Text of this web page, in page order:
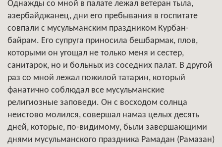
Однажды со мной в палате лежал ветеран тыла,
азербайджанец, дни его пребывания в госпитате
совпали с мусульманским праздником Курбан-
байрам. Его супруга приносила бешбармак, плов,
которыми он угощал не только меня и сестер,
санитарок, но и больных из соседних палат. В другой
раз со мной лежал пожилой татарин, который
фанатично соблюдал все мусульманские
религиозные заповеди. Он с восходом солнца
неистово молился, совершал намаз целых десять
дней, которые, по-видимому, были завершающими
днями мусульманского праздника Рамадан (Рамазан)